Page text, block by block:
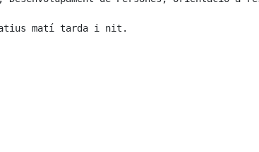
matí tarda i nit.